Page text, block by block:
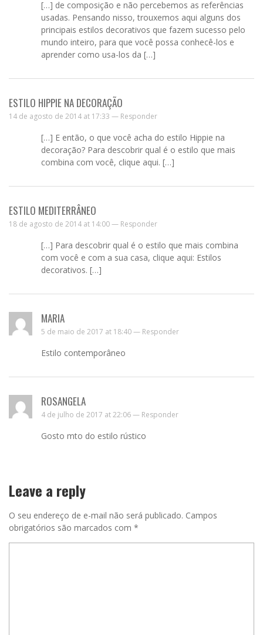
[…] de composição e não percebemos as referências
usadas. Pensando nisso, trouxemos aqui alguns dos
principais estilos decorativos que fazem sucesso pelo
mundo inteiro, para que você possa conhecê-los e
aprender como usa-los da […]
ESTILO HIPPIE NA DECORAÇÃO
14 de agosto de 2014 at 17:33 — Responder
[…] E então, o que você acha do estilo Hippie na
decoração? Para descobrir qual é o estilo que mais
combina com você, clique aqui. […]
ESTILO MEDITERRÂNEO
18 de agosto de 2014 at 14:00 — Responder
[…] Para descobrir qual é o estilo que mais combina
com você e com a sua casa, clique aqui: Estilos
decorativos. […]
MARIA
5 de maio de 2017 at 18:40 — Responder
Estilo contemporâneo
ROSANGELA
4 de julho de 2017 at 22:06 — Responder
Gosto mto do estilo rústico
Leave a reply
O seu endereço de e-mail não será publicado. Campos
obrigatórios são marcados com *